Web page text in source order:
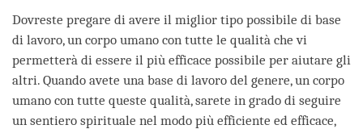
Dovreste pregare di avere il miglior tipo possibile di base
di lavoro, un corpo umano con tutte le qualità che vi
permetterà di essere il più efficace possibile per aiutare gli
altri. Quando avete una base di lavoro del genere, un corpo
umano con tutte queste qualità, sarete in grado di seguire
un sentiero spirituale nel modo più efficiente ed efficace,